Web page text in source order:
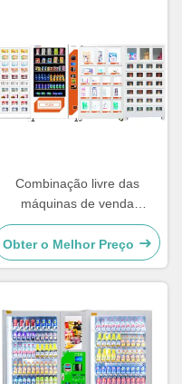
Combinação livre das
máquinas de venda
automática combinados da
grande capacidade
Obter o Melhor Preço